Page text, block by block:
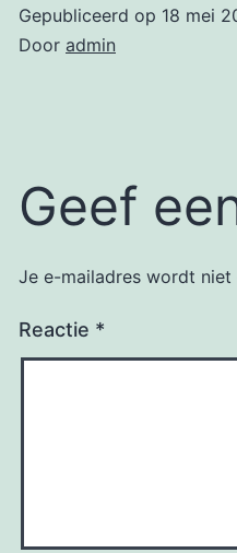
Gepubliceerd op 18 mei
Door admin
Geef
Je e-mailadres wordt niet
Reactie *